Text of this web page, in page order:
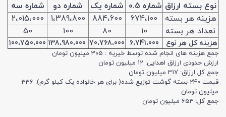
نوع بسته ارزاق شماره 0.5 شماره یک شماره دو
شماره سه
هزینه هر بسته
674،100 884،600 1،389،800
2،015،000
تعداد هر بسته
10
80
100
50
هزینه کل هر نوع 6،741،000 70،768،000 100،750،000
جمع هزینه های انجام شده توسط خیریه : 305 میلیون تومان
ارزش حدودی ارزاق اهدایی: 12 میلیون تومان
جمع کل ارزاق: 317 میلیون تومان
قیمت 240 بسته گوشت توزیع شده( برای هر خانواده یک کیلو گرم): 336
میلیون تومان
جمع کل: 653 میلیون تومان